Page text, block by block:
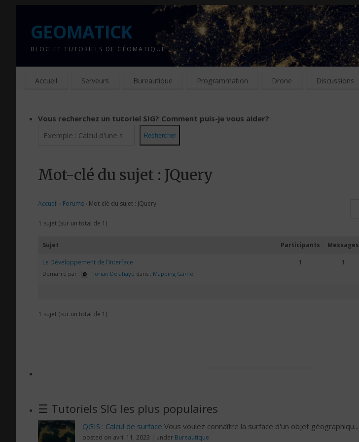
GEOMATICK
BLOG ET TUTORIELS DE GÉOMATIQUE
Accueil Serveurs Bureautique Programmation Drone Discussions
Vous recherchez un tutoriel SIG? Comment puis-je vous aider?
Rechercher
Mot-clé du sujet : JQuery
Accueil › Forums › Mot-clé du sujet : JQuery
1 sujet (sur un total de 1)
Sujet Participants Messages
Le Développement de l’Interface
Démarré par : Florian Delahaye dans : Mapping Game
1 1
1 sujet (sur un total de 1)
☰ Tutoriels SIG les plus populaires
QGIS : Calcul de surface Vous voulez connaître la surface d'un objet géographiqu...
posted on avril 11, 2023 | under Bureautique